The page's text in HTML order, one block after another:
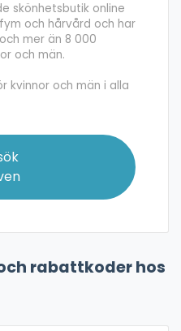
skönhetsbutik online
och hårvård och har
mer än 8 000
och män.
kvinnor och män i alla
rabattkoder hos